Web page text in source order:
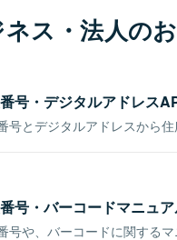
ネス・法人の
号・デジタルアドレス
号とデジタルアドレスから住
号・バーコードマニュ
号や、バーコードに関するマ